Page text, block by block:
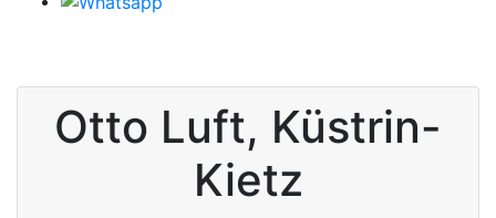
Otto Luft, Küstrin-
Kietz